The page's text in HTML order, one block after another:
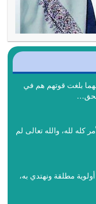
بلغت قوتهم هم في
كله لله، والله تعالى لم
مطلقة ونهتدي به،